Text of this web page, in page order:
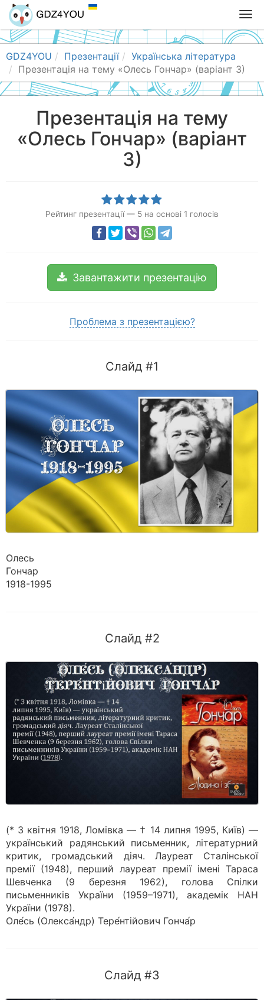
T
o
g
e
n
i
GDZ4YOU Презентації
Українська література
Презентація на тему «Олесь Гончар» (варіант 3)
Презентація на тему
«Олесь Гончар» (варіант
3)
Рейтинг презентації — 5 на основі 1 голосів
Завантажити презентацію
Проблема з презентацією?
Слайд #1
Олесь
Гончар
1918-1995
Слайд #2
(* 3 квітня 1918, Ломівка — † 14 липня 1995, Київ) —
український радянський письменник, літературний
критик, громадський діяч. Лауреат Сталінської
премії (1948), перший лауреат премії імені Тараса
Шевченка (9 березня 1962), голова Спілки
письменників України (1959–1971), академік НАН
України (1978).
Оле́сь (Олекса́ндр) Тере́нтійович Гонча́р
Слайд #3